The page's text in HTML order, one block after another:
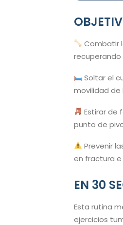
Combatir
recuperando
Soltar el
movilidad de
Estirar de
punto de
Prevenir
en fractura e
EN 30
Esta rutina
ejercicios